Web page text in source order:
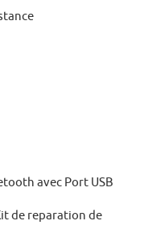
avec Port USB
de reparation de